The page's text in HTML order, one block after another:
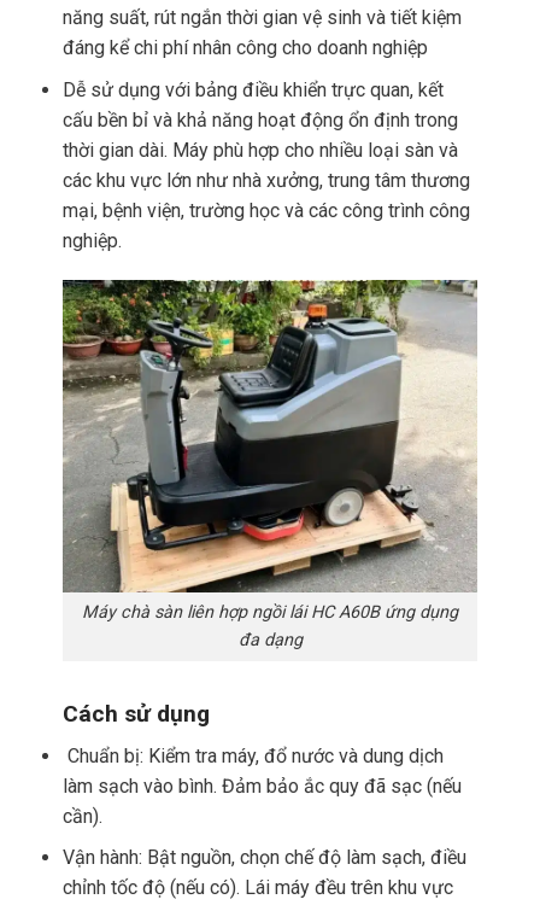
năng suất, rút ngắn thời gian vệ sinh và tiết kiệm
đáng kể chi phí nhân công cho doanh nghiệp
Dễ sử dụng với bảng điều khiển trực quan, kết
cấu bền bỉ và khả năng hoạt động ổn định trong
thời gian dài. Máy phù hợp cho nhiều loại sàn và
các khu vực lớn như nhà xưởng, trung tâm thương
mại, bệnh viện, trường học và các công trình công
nghiệp.
Máy chà sàn liên hợp ngồi lái HC A60B ứng dụng
đa dạng
Cách sử dụng
Chuẩn bị: Kiểm tra máy, đổ nước và dung dịch
làm sạch vào bình. Đảm bảo ắc quy đã sạc (nếu
cần).
Vận hành: Bật nguồn, chọn chế độ làm sạch, điều
chỉnh tốc độ (nếu có). Lái máy đều trên khu vực